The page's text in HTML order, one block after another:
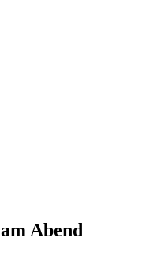
Abend